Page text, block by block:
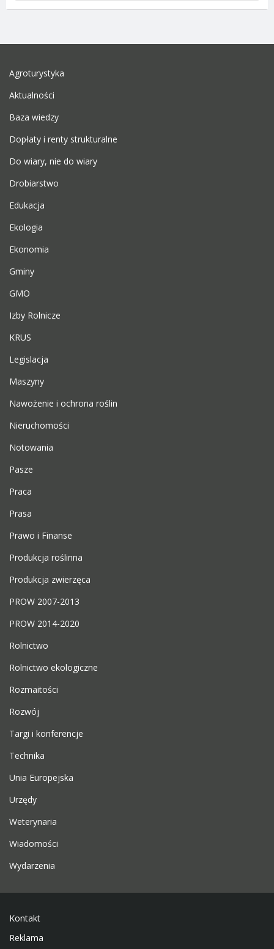
Agroturystyka
Aktualności
Baza wiedzy
Dopłaty i renty strukturalne
Do wiary, nie do wiary
Drobiarstwo
Edukacja
Ekologia
Ekonomia
Gminy
GMO
Izby Rolnicze
KRUS
Legislacja
Maszyny
Nawożenie i ochrona roślin
Nieruchomości
Notowania
Pasze
Praca
Prasa
Prawo i Finanse
Produkcja roślinna
Produkcja zwierzęca
PROW 2007-2013
PROW 2014-2020
Rolnictwo
Rolnictwo ekologiczne
Rozmaitości
Rozwój
Targi i konferencje
Technika
Unia Europejska
Urzędy
Weterynaria
Wiadomości
Wydarzenia
Kontakt
Reklama